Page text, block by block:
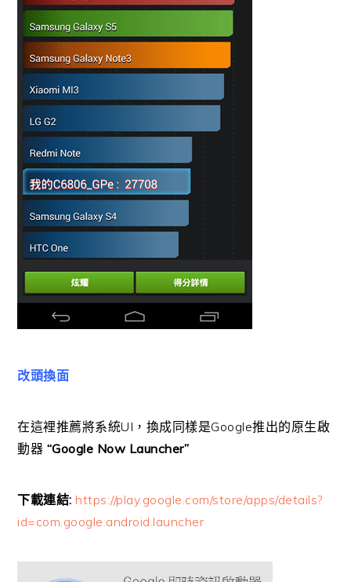
改頭換面
在這裡推薦將系統UI，換成同樣是Google推出的原生啟
動器 “Google Now Launcher”
下載連結: https://play.google.com/store/apps/details?
id=com.google.android.launcher